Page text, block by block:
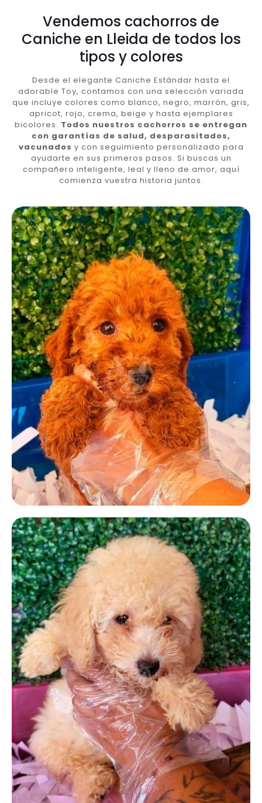
Vendemos cachorros de
Caniche en Lleida de todos los
tipos y colores
Desde el elegante Caniche Estándar hasta el
adorable Toy, contamos con una selección variada
que incluye colores como blanco, negro, marrón, gris,
apricot, rojo, crema, beige y hasta ejemplares
bicolores. Todos nuestros cachorros se entregan
con garantías de salud, desparasitados,
vacunados y con seguimiento personalizado para
ayudarte en sus primeros pasos. Si buscas un
compañero inteligente, leal y lleno de amor, aquí
comienza vuestra historia juntos.